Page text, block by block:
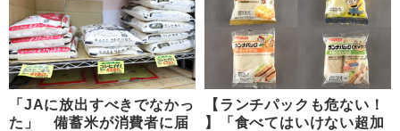
「JAに放出すべきでなかっ
た」 備蓄米が消費者に届
【ランチパックも危ない！
】「食べてはいけない超加